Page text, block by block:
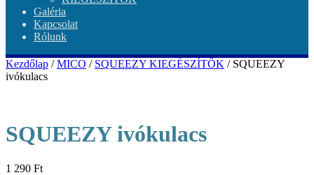
Galéria
Kapcsolat
Rólunk
Kezdőlap /MICO / SQUEEZY KIEGÉSZÍTŐK / SQUEEZY
ivókulacs
SQUEEZY ivókulacs
1 290 Ft